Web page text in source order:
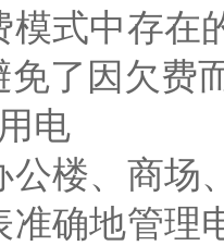
模式中存在
免了因欠费
电
、商场、
准确地管理